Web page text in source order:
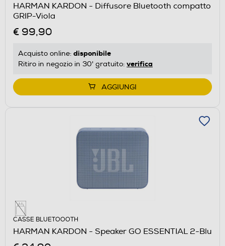
HARMAN KARDON - Diffusore Bluetooth compatto
GRIP-Viola
€ 99,90
Acquisto online: disponibile
Ritiro in negozio in 30' gratuito: verifica
AGGIUNGI
CASSE BLUETOOOTH
HARMAN KARDON - Speaker GO ESSENTIAL 2-Blu